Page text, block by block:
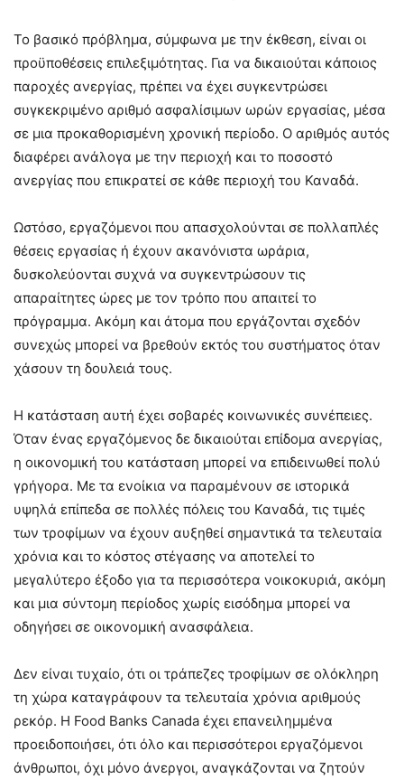
Το βασικό πρόβλημα, σύμφωνα με την έκθεση, είναι οι
προϋποθέσεις επιλεξιμότητας. Για να δικαιούται κάποιος
παροχές ανεργίας, πρέπει να έχει συγκεντρώσει
συγκεκριμένο αριθμό ασφαλίσιμων ωρών εργασίας, μέσα
σε μια προκαθορισμένη χρονική περίοδο. Ο αριθμός αυτός
διαφέρει ανάλογα με την περιοχή και το ποσοστό
ανεργίας που επικρατεί σε κάθε περιοχή του Καναδά.
Ωστόσο, εργαζόμενοι που απασχολούνται σε πολλαπλές
θέσεις εργασίας ή έχουν ακανόνιστα ωράρια,
δυσκολεύονται συχνά να συγκεντρώσουν τις
απαραίτητες ώρες με τον τρόπο που απαιτεί το
πρόγραμμα. Ακόμη και άτομα που εργάζονται σχεδόν
συνεχώς μπορεί να βρεθούν εκτός του συστήματος όταν
χάσουν τη δουλειά τους.
Η κατάσταση αυτή έχει σοβαρές κοινωνικές συνέπειες.
Όταν ένας εργαζόμενος δε δικαιούται επίδομα ανεργίας,
η οικονομική του κατάσταση μπορεί να επιδεινωθεί πολύ
γρήγορα. Με τα ενοίκια να παραμένουν σε ιστορικά
υψηλά επίπεδα σε πολλές πόλεις του Καναδά, τις τιμές
των τροφίμων να έχουν αυξηθεί σημαντικά τα τελευταία
χρόνια και το κόστος στέγασης να αποτελεί το
μεγαλύτερο έξοδο για τα περισσότερα νοικοκυριά, ακόμη
και μια σύντομη περίοδος χωρίς εισόδημα μπορεί να
οδηγήσει σε οικονομική ανασφάλεια.
Δεν είναι τυχαίο, ότι οι τράπεζες τροφίμων σε ολόκληρη
τη χώρα καταγράφουν τα τελευταία χρόνια αριθμούς
ρεκόρ. Η Food Banks Canada έχει επανειλημμένα
προειδοποιήσει, ότι όλο και περισσότεροι εργαζόμενοι
άνθρωποι, όχι μόνο άνεργοι, αναγκάζονται να ζητούν